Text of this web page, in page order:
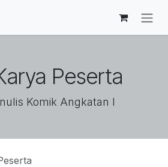
Peserta
Komik Angkatan I